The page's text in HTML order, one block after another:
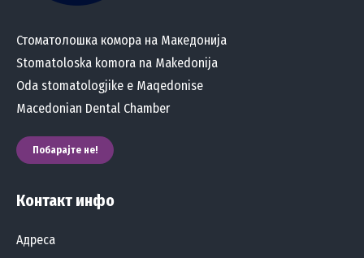
Стоматолошка комора на Македонија
Stomatoloska komora na Makedonija
Oda stomatologjike e Maqedonise
Macedonian Dental Chamber
Побарајте не!
Контакт инфо
Адреса
Пријавете се
за да добивате новости од СКМ